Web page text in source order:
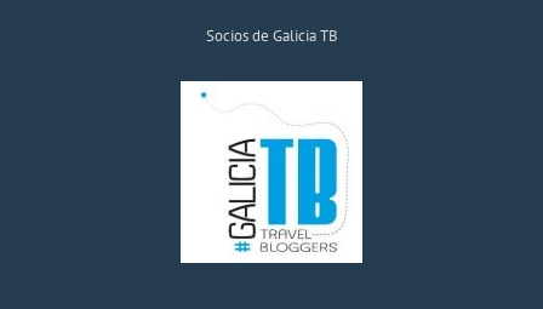
Socios de Galicia TB